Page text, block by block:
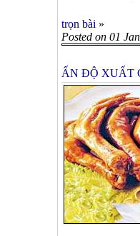
trọn bài »
Posted on 01
ẤN ĐỘ XUẤT